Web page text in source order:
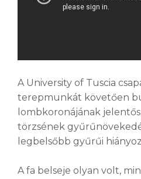
A University of Tuscia
terepmunkát követően
lombkoronájának
törzsének
legbelsőbb gyűrűi
A fa belseje olyan volt,